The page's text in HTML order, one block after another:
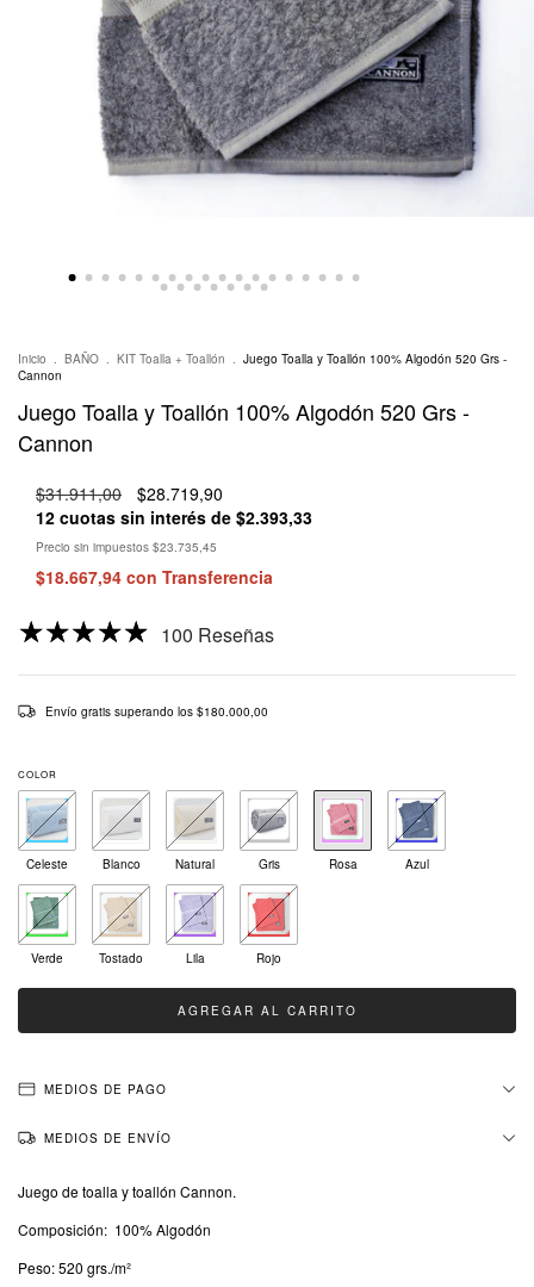
Inicio . BAÑO . KIT Toalla + Toallón . Juego Toalla y Toallón 100% Algodón 520 Grs -
Cannon
Juego Toalla y Toallón 100% Algodón 520 Grs -
Cannon
$31.911,00
$28.719,90
12 cuotas sin interés de $2.393,33
Precio sin impuestos $23.735,45
$18.667,94 con Transferencia
100 Reseñas
Envío gratis superando los $180.000,00
COLOR
Celeste Blanco Natural Gris Rosa Azul
Verde Tostado Lila Rojo
MEDIOS DE PAGO
MEDIOS DE ENVÍO
Juego de toalla y toallón Cannon.
Composición: 100% Algodón
Peso: 520 grs./m²